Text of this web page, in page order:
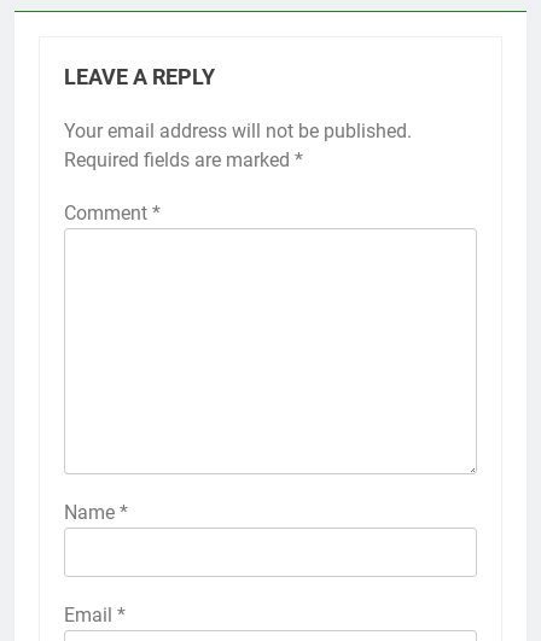
LEAVE A REPLY
Your email address will not be published.
Required fields are marked *
Comment *
Name *
Email *